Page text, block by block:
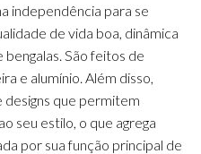
independência para se
de vida boa, dinâmica
São feitos de
e alumínio. Além disso,
designs que permitem
seu estilo, o que agrega
por sua função principal de